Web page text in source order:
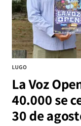
LUGO
La Voz
40.000 se
30 de